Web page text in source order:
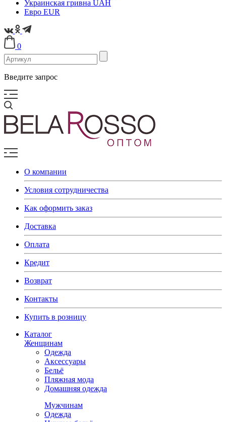
Украинская гривна UAH
Евро EUR
0
Введите запрос
О компании
Условия сотрудничества
Как оформить заказ
Доставка
Оплата
Кредит
Возврат
Контакты
Купить в розницу
Каталог
Женщинам
Одежда
Аксессуары
Бельё
Пляжная мода
Домашняя одежда
Мужчинам
Одежда